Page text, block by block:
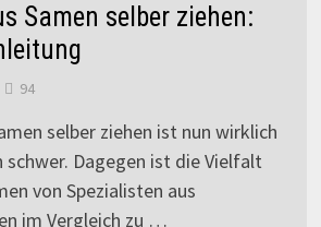
Samen selber ziehen:
94
selber ziehen ist nun wirklich
schwer. Dagegen ist die Vielfalt
von Spezialisten aus
im Vergleich zu …